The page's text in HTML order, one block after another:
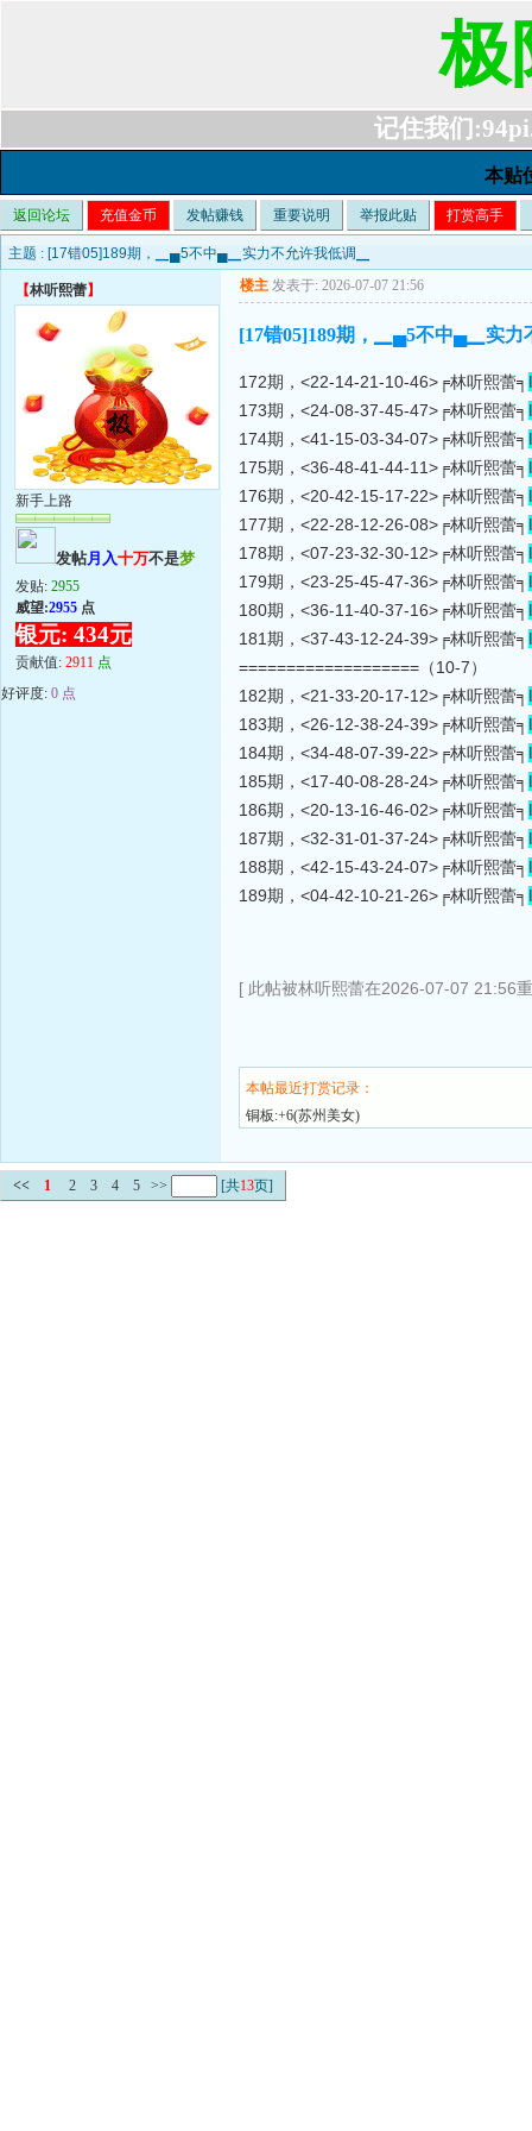
极
记住我们
本贴
返回论坛 充值金币 发帖赚钱 重要说明 举报此贴 打赏高手
主题 : [17错05]189期，▁▄5不中▄▁实力不允许我低调▁
【林听熙蕾】
新手上路
发帖月入十万不是梦
发贴: 2955
威望:2955 点
银元: 434元
贡献值: 2911 点
好评度: 0 点
楼主 发表于: 2026-07-07 21:56
[17错05]189期，▁▄5不中▄▁实力
172期，<22-14-21-10-46>╒林听熙蕾╕
173期，<24-08-37-45-47>╒林听熙蕾╕
174期，<41-15-03-34-07>╒林听熙蕾╕
175期，<36-48-41-44-11>╒林听熙蕾╕
176期，<20-42-15-17-22>╒林听熙蕾╕
177期，<22-28-12-26-08>╒林听熙蕾╕
178期，<07-23-32-30-12>╒林听熙蕾╕
179期，<23-25-45-47-36>╒林听熙蕾╕
180期，<36-11-40-37-16>╒林听熙蕾╕
181期，<37-43-12-24-39>╒林听熙蕾╕
===================（10-7）
182期，<21-33-20-17-12>╒林听熙蕾╕
183期，<26-12-38-24-39>╒林听熙蕾╕
184期，<34-48-07-39-22>╒林听熙蕾╕
185期，<17-40-08-28-24>╒林听熙蕾╕
186期，<20-13-16-46-02>╒林听熙蕾╕
187期，<32-31-01-37-24>╒林听熙蕾╕
188期，<42-15-43-24-07>╒林听熙蕾╕
189期，<04-42-10-21-26>╒林听熙蕾╕
[ 此帖被林听熙蕾在2026-07-07 21:56
本帖最近打赏记录：
铜板:+6(苏州美女)
<< 1 2 3 4 5 >> [共13页]